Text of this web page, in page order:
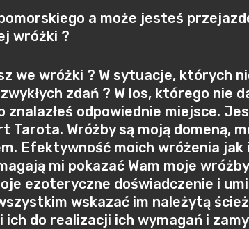
a może jesteś
wróżki ?
we wróżki ? W sytuacje, których
zdań ? W los, którego nie
znalazłeś odpowiednie miejsce.
Tarota. Wróżby są moją domeną,
Efektywność moich wróżenia jak
mi pokazać Wam moje
ezoteryczne doświadczenie i
wskazać im należytą
ich do realizacji ich wymagań i